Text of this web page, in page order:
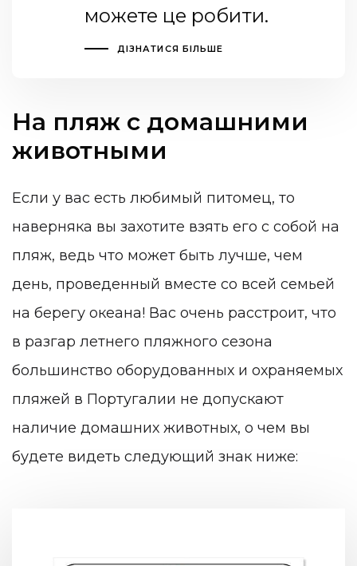
можете це робити.
ДІЗНАТИСЯ БІЛЬШЕ
На пляж с домашними
животными
Если у вас есть любимый питомец, то
наверняка вы захотите взять его с собой на
пляж, ведь что может быть лучше, чем
день, проведенный вместе со всей семьей
на берегу океана! Вас очень расстроит, что
в разгар летнего пляжного сезона
большинство оборудованных и охраняемых
пляжей в Португалии не допускают
наличие домашних животных, о чем вы
будете видеть следующий знак ниже: